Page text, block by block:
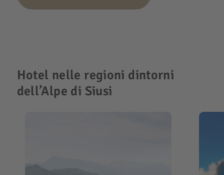
Hotel nelle regioni dintorni
dell’Alpe di Siusi